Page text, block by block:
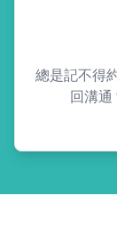
總是記不得
回溝通